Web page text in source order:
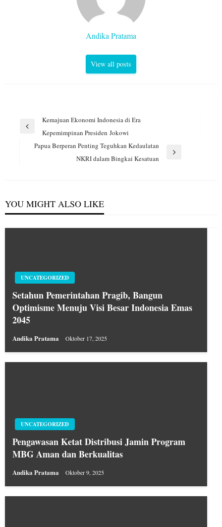
Andika Pratama
View all posts
Navigasi
Previous
Kemajuan Ekonomi Indonesia di Era
Kepemimpinan Presiden Jokowi
Papua Berperan Penting Teguhkan Kedaulatan
NKRI dalam Bingkai Kesatuan
YOU MIGHT ALSO LIKE
UNCATEGORIZED
Setahun Pemerintahan Pragib, Bangun
Optimisme Menuju Visi Besar Indonesia Emas
2045
Andika Pratama Oktober 17, 2025
UNCATEGORIZED
Pengawasan Ketat Distribusi Jamin Program
MBG Aman dan Berkualitas
Andika Pratama Oktober 9, 2025